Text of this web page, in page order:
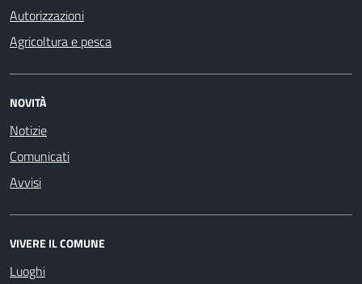
Autorizzazioni
Agricoltura e pesca
NOVITÀ
Notizie
Comunicati
Avvisi
VIVERE IL COMUNE
Luoghi